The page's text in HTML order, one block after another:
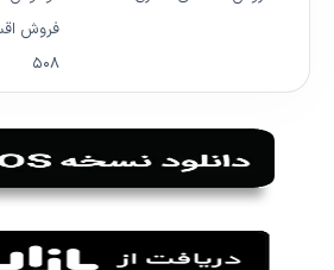
۵۰۸